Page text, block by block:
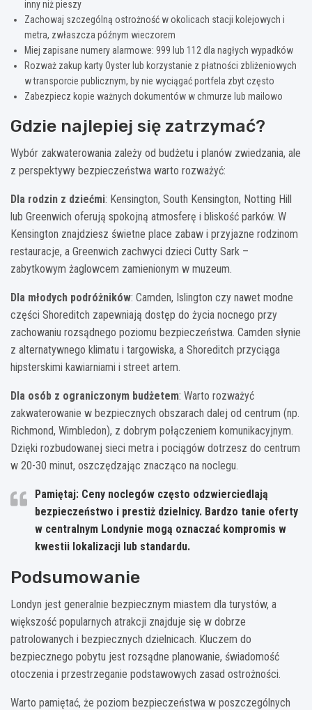
inny niż pieszy
Zachowaj szczególną ostrożność w okolicach stacji kolejowych i
metra, zwłaszcza późnym wieczorem
Miej zapisane numery alarmowe: 999 lub 112 dla nagłych wypadków
Rozważ zakup karty Oyster lub korzystanie z płatności zbliżeniowych
w transporcie publicznym, by nie wyciągać portfela zbyt często
Zabezpiecz kopie ważnych dokumentów w chmurze lub mailowo
Gdzie najlepiej się zatrzymać?
Wybór zakwaterowania zależy od budżetu i planów zwiedzania, ale
z perspektywy bezpieczeństwa warto rozważyć:
Dla rodzin z dziećmi: Kensington, South Kensington, Notting Hill
lub Greenwich oferują spokojną atmosferę i bliskość parków. W
Kensington znajdziesz świetne place zabaw i przyjazne rodzinom
restauracje, a Greenwich zachwyci dzieci Cutty Sark –
zabytkowym żaglowcem zamienionym w muzeum.
Dla młodych podróżników: Camden, Islington czy nawet modne
części Shoreditch zapewniają dostęp do życia nocnego przy
zachowaniu rozsądnego poziomu bezpieczeństwa. Camden słynie
z alternatywnego klimatu i targowiska, a Shoreditch przyciąga
hipsterskimi kawiarniami i street artem.
Dla osób z ograniczonym budżetem: Warto rozważyć
zakwaterowanie w bezpiecznych obszarach dalej od centrum (np.
Richmond, Wimbledon), z dobrym połączeniem komunikacyjnym.
Dzięki rozbudowanej sieci metra i pociągów dotrzesz do centrum
w 20-30 minut, oszczędzając znacząco na noclegu.
Pamiętaj: Ceny noclegów często odzwierciedlają
bezpieczeństwo i prestiż dzielnicy. Bardzo tanie oferty
w centralnym Londynie mogą oznaczać kompromis w
kwestii lokalizacji lub standardu.
Podsumowanie
Londyn jest generalnie bezpiecznym miastem dla turystów, a
większość popularnych atrakcji znajduje się w dobrze
patrolowanych i bezpiecznych dzielnicach. Kluczem do
bezpiecznego pobytu jest rozsądne planowanie, świadomość
otoczenia i przestrzeganie podstawowych zasad ostrożności.
Warto pamiętać, że poziom bezpieczeństwa w poszczególnych